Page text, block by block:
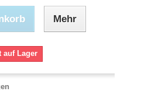
Mehr
auf Lager